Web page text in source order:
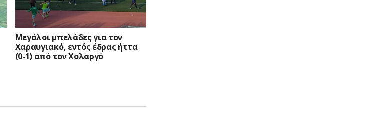
Μεγάλοι μπελάδες για τον
Χαραυγιακό, εντός έδρας ήττα
(0-1) από τον Χολαργό